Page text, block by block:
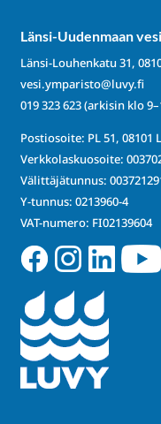
Länsi-Uudenmaan
Länsi-Louhenkatu 31,
vesi.ymparisto@luvy.fi
019 323 623(arkisin klo
Postiosoite: PL 51, 08101
Verkkolaskuosoite:
Välittäjätunnus:
Y-tunnus: 0213960-4
VAT-numero: FI02139604